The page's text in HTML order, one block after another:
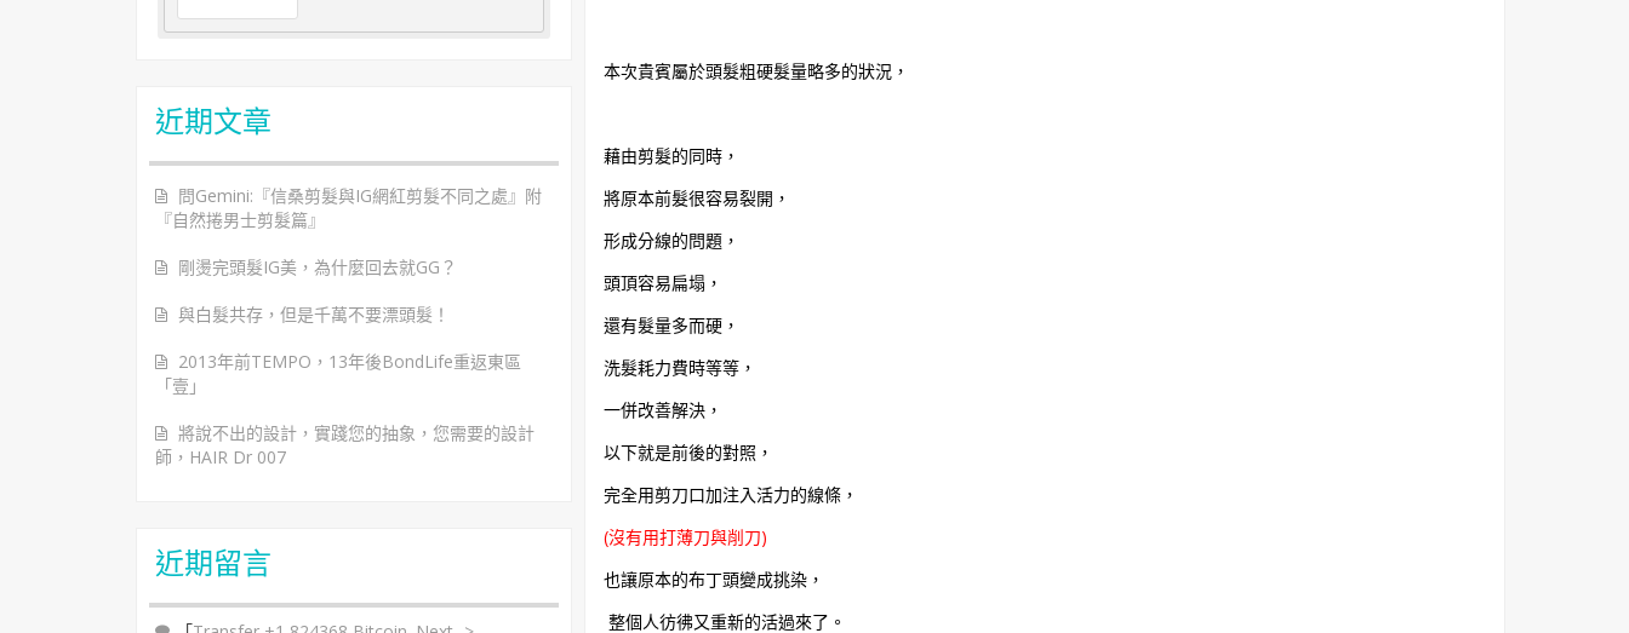
本次貴賓屬於頭髮粗硬髮量略多的狀況，
藉由剪髮的同時，
將原本前髮很容易裂開，
形成分線的問題，
頭頂容易扁塌，
還有髮量多而硬，
洗髮耗力費時等等，
一併改善解決，
以下就是前後的對照，
完全用剪刀口加注入活力的線條，
(沒有用打薄刀與削刀)
也讓原本的布丁頭變成挑染，
整個人彷彿又重新的活過來了。
近期文章
問Gemini:『信桑剪髮與IG網紅剪髮不同之處』附
『自然捲男士剪髮篇』
剛燙完頭髮IG美，為什麼回去就GG？
與白髮共存，但是千萬不要漂頭髮！
2013年前TEMPO，13年後BondLife重返東區
「壹」
將說不出的設計，實踐您的抽象，您需要的設計
師，HAIR Dr 007
近期留言